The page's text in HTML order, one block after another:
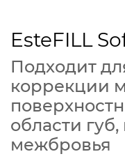
EsteFILL
Подходит
коррекции
области губ,
межбровья